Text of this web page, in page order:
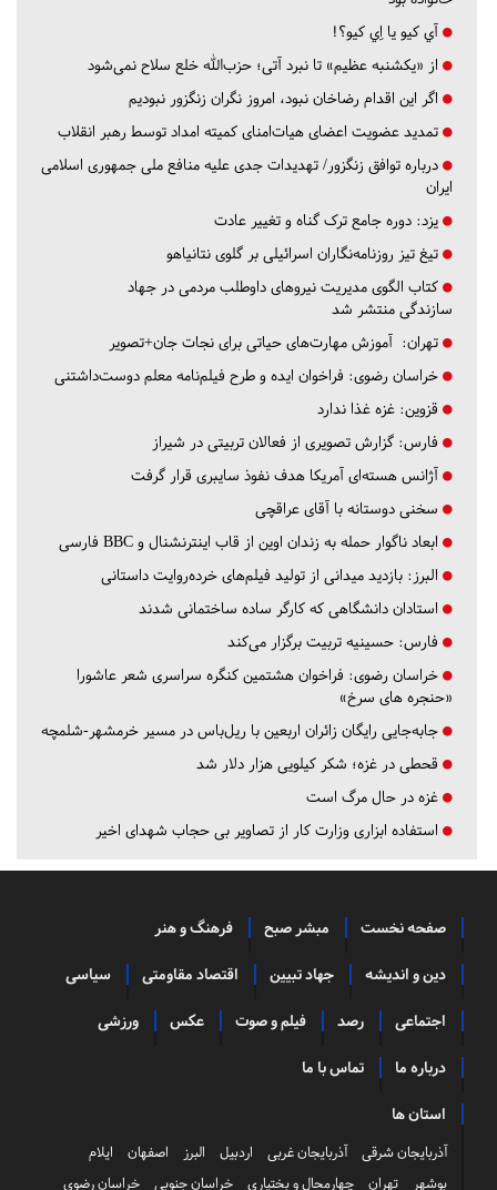
آي كيو يا اِي كيو؟!
از «یکشنبه عظیم» تا نبرد آتی؛ حزب‌الله خلع سلاح نمی‌شود
اگر این اقدام رضاخان نبود، امروز نگران زنگزور نبودیم
تمدید عضویت اعضای هیات‌امنای کمیته امداد توسط رهبر انقلاب
درباره توافق زنگزور/ تهدیدات جدی علیه منافع ملی جمهوری اسلامی
ایران
یزد: دوره جامع ترک گناه و تغییر عادت
تیغ تیز روزنامه‌نگاران اسرائیلی بر گلوی نتانیاهو
کتاب الگوی مدیریت نیروهای داوطلب مردمی در جهاد
سازندگی منتشر شد
تهران: آموزش مهارت‌های حیاتی برای نجات جان+تصویر
خراسان رضوی: فراخوان ایده و طرح فیلم‌نامه معلم دوست‌داشتنی
قزوین: غزه غذا ندارد
فارس: گزارش تصویری از فعالان تربیتی در شیراز
آژانس هسته‌ای آمریکا هدف نفوذ سایبری قرار گرفت
سخنی دوستانه با آقای عراقچی
ابعاد ناگوار حمله به زندان اوین از قاب اینترنشنال و BBC فارسی
البرز: بازدید میدانی از تولید فیلم‌های خرده‌روایت داستانی
استادان دانشگاهی که کارگر ساده ساختمانی شدند
فارس: حسینیه تربیت برگزار می‌کند
خراسان رضوی: فراخوان هشتمین کنگره سراسری شعر عاشورا
«حنجره های سرخ»
جابه‌جایی رایگان زائران اربعین با ریل‌باس در مسیر خرمشهر-شلمچه
قحطی در غزه؛ شکر کیلویی هزار دلار شد
غزه در حال مرگ است
استفاده ابزاری وزارت کار از تصاویر بی حجاب شهدای اخیر
صفحه نخست مبشر صبح فرهنگ و هنر
دین و اندیشه جهاد تبیین اقتصاد مقاومتی سیاسی
اجتماعی رصد فیلم و صوت عکس ورزشی
درباره ما تماس با ما
استان ها
آذربایجان شرقی آذربایجان غربی اردبیل البرز اصفهان
ایلام
بوشهر
تهران چهارمحال و بختیاری خراسان جنوبی خراسان رضوی